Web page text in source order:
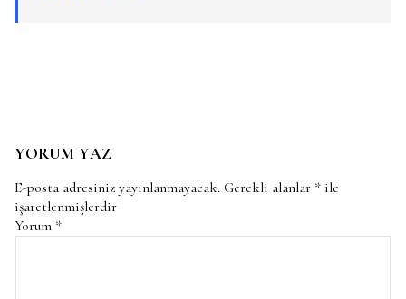
YORUM YAZ
E-posta adresiniz yayınlanmayacak. Gerekli alanlar * ile
işaretlenmişlerdir
Yorum *